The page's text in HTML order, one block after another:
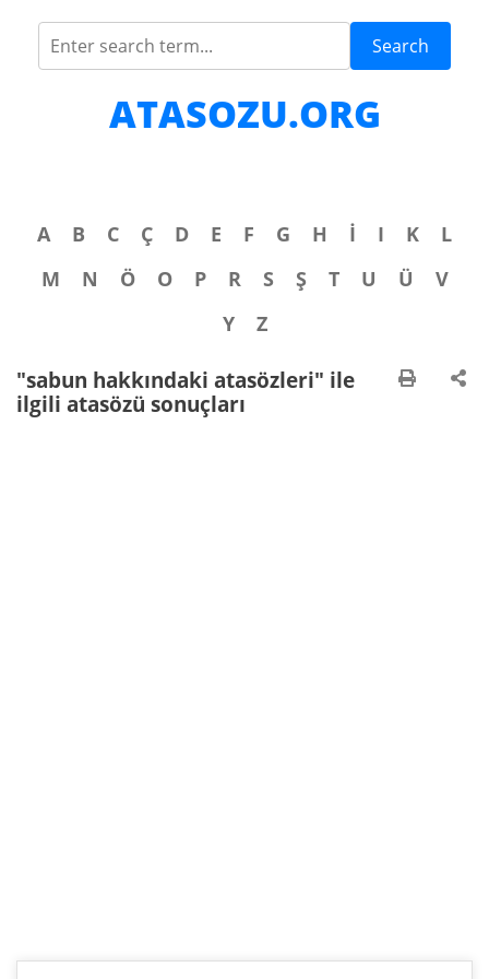
Search
ATASOZU.ORG
A B C Ç D E F G H İ I K
L
M
N Ö O P R S Ş T U Ü
V
Y
Z
"sabun hakkındaki atasözleri" ile
ilgili atasözü sonuçları